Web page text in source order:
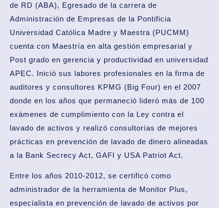
de RD (ABA), Egresado de la carrera de
Administración de Empresas de la Pontificia
Universidad Católica Madre y Maestra (PUCMM)
cuenta con Maestría en alta gestión empresarial y
Post grado en gerencia y productividad en universidad
APEC. Inició sus labores profesionales en la firma de
auditores y consultores KPMG (Big Four) en el 2007
donde en los años que permaneció lideró más de 100
exámenes de cumplimiento con la Ley contra el
lavado de activos y realizó consultorías de mejores
prácticas en prevención de lavado de dinero alineadas
a la Bank Secrecy Act, GAFI y USA Patriot Act.
Entre los años 2010-2012, se certificó como
administrador de la herramienta de Monitor Plus,
especialista en prevención de lavado de activos por